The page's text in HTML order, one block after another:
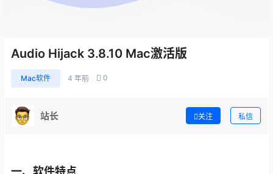
Audio Hijack 3.8.10 Mac激活版
Mac软件 4 年前 0
站长 关注 私信
一、软件特点